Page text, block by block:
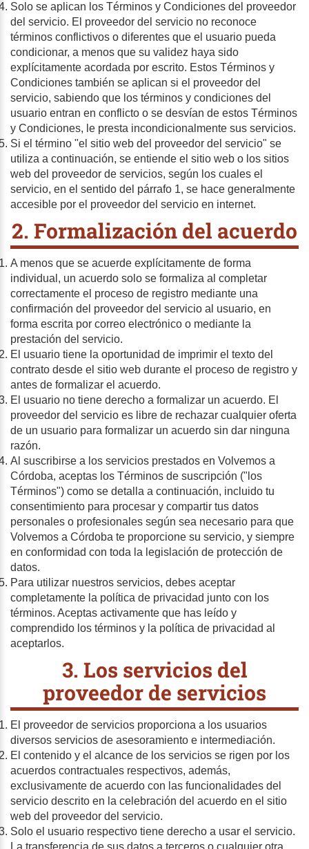
Solo se aplican los Términos y Condiciones del proveedor
del servicio. El proveedor del servicio no reconoce
términos conflictivos o diferentes que el usuario pueda
condicionar, a menos que su validez haya sido
explícitamente acordada por escrito. Estos Términos y
Condiciones también se aplican si el proveedor del
servicio, sabiendo que los términos y condiciones del
usuario entran en conflicto o se desvían de estos Términos
y Condiciones, le presta incondicionalmente sus servicios.
Si el término "el sitio web del proveedor del servicio" se
utiliza a continuación, se entiende el sitio web o los sitios
web del proveedor de servicios, según los cuales el
servicio, en el sentido del párrafo 1, se hace generalmente
accesible por el proveedor del servicio en internet.
2. Formalización del acuerdo
A menos que se acuerde explícitamente de forma
individual, un acuerdo solo se formaliza al completar
correctamente el proceso de registro mediante una
confirmación del proveedor del servicio al usuario, en
forma escrita por correo electrónico o mediante la
prestación del servicio.
El usuario tiene la oportunidad de imprimir el texto del
contrato desde el sitio web durante el proceso de registro y
antes de formalizar el acuerdo.
El usuario no tiene derecho a formalizar un acuerdo. El
proveedor del servicio es libre de rechazar cualquier oferta
de un usuario para formalizar un acuerdo sin dar ninguna
razón.
Al suscribirse a los servicios prestados en Volvemos a
Córdoba, aceptas los Términos de suscripción ("los
Términos") como se detalla a continuación, incluido tu
consentimiento para procesar y compartir tus datos
personales o profesionales según sea necesario para que
Volvemos a Córdoba te proporcione su servicio, y siempre
en conformidad con toda la legislación de protección de
datos.
Para utilizar nuestros servicios, debes aceptar
completamente la política de privacidad junto con los
términos. Aceptas activamente que has leído y
comprendido los términos y la política de privacidad al
aceptarlos.
3. Los servicios del
proveedor de servicios
El proveedor de servicios proporciona a los usuarios
diversos servicios de asesoramiento e intermediación.
El contenido y el alcance de los servicios se rigen por los
acuerdos contractuales respectivos, además,
exclusivamente de acuerdo con las funcionalidades del
servicio descrito en la celebración del acuerdo en el sitio
web del proveedor del servicio.
Solo el usuario respectivo tiene derecho a usar el servicio.
La transferencia de sus datos a terceros o cualquier otra